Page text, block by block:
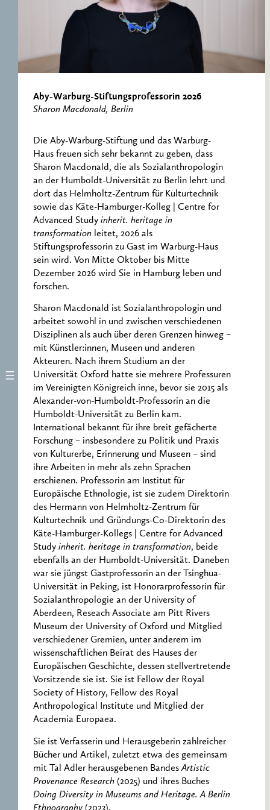
ERNST CASSIRER
ARBEITSSTELLE 1997-
Aby-Warburg-Stiftungsprofessorin 2026
Sharon Macdonald, Berlin
Die Aby-Warburg-Stiftung und das Warburg-
Haus freuen sich sehr bekannt zu geben, dass
Sharon Macdonald, die als Sozialanthropologin
an der Humboldt-Universität zu Berlin lehrt und
dort das Helmholtz-Zentrum für Kulturtechnik
sowie das Käte-Hamburger-Kolleg | Centre for
Advanced Study inherit. heritage in
transformation leitet, 2026 als
Stiftungsprofessorin zu Gast im Warburg-Haus
sein wird. Von Mitte Oktober bis Mitte
Dezember 2026 wird Sie in Hamburg leben und
forschen.
Sharon Macdonald ist Sozialanthropologin und
arbeitet sowohl in und zwischen verschiedenen
Disziplinen als auch über deren Grenzen hinweg –
mit Künstler:innen, Museen und anderen
Akteuren. Nach ihrem Studium an der
Universität Oxford hatte sie mehrere Professuren
im Vereinigten Königreich inne, bevor sie 2015 als
Alexander-von-Humboldt-Professorin an die
Humboldt-Universität zu Berlin kam.
International bekannt für ihre breit gefächerte
Forschung – insbesondere zu Politik und Praxis
von Kulturerbe, Erinnerung und Museen – sind
ihre Arbeiten in mehr als zehn Sprachen
erschienen. Professorin am Institut für
Europäische Ethnologie, ist sie zudem Direktorin
des Hermann von Helmholtz-Zentrum für
Kulturtechnik und Gründungs-Co-Direktorin des
Käte-Hamburger-Kollegs | Centre for Advanced
Study inherit. heritage in transformation, beide
ebenfalls an der Humboldt-Universität. Daneben
war sie jüngst Gastprofessorin an der Tsinghua-
Universität in Peking, ist Honorarprofessorin für
Sozialanthropologie an der University of
Aberdeen, Reseach Associate am Pitt Rivers
Museum der University of Oxford und Mitglied
verschiedener Gremien, unter anderem im
wissenschaftlichen Beirat des Hauses der
Europäischen Geschichte, dessen stellvertretende
Vorsitzende sie ist. Sie ist Fellow der Royal
Society of History, Fellow des Royal
Anthropological Institute und Mitglied der
Academia Europaea.
Sie ist Verfasserin und Herausgeberin zahlreicher
Bücher und Artikel, zuletzt etwa des gemeinsam
mit Tal Adler herausgebenen BandesArtistic
Provenance Research (2025) und ihres Buches
Doing Diversity in Museums and Heritage. A Berlin
Ethnography (2023).